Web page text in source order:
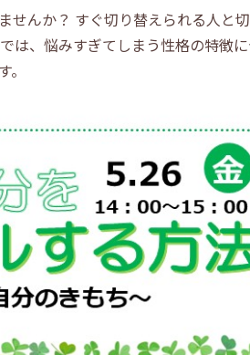
せんか？ すぐ切り替えられる人と
は、悩みすぎてしまう性格の特徴